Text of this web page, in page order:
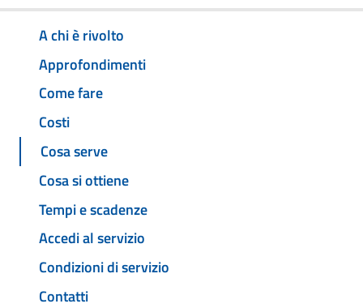
A chi è rivolto
Approfondimenti
Come fare
Costi
Cosa serve
Cosa si ottiene
Tempi e scadenze
Accedi al servizio
Condizioni di servizio
Contatti